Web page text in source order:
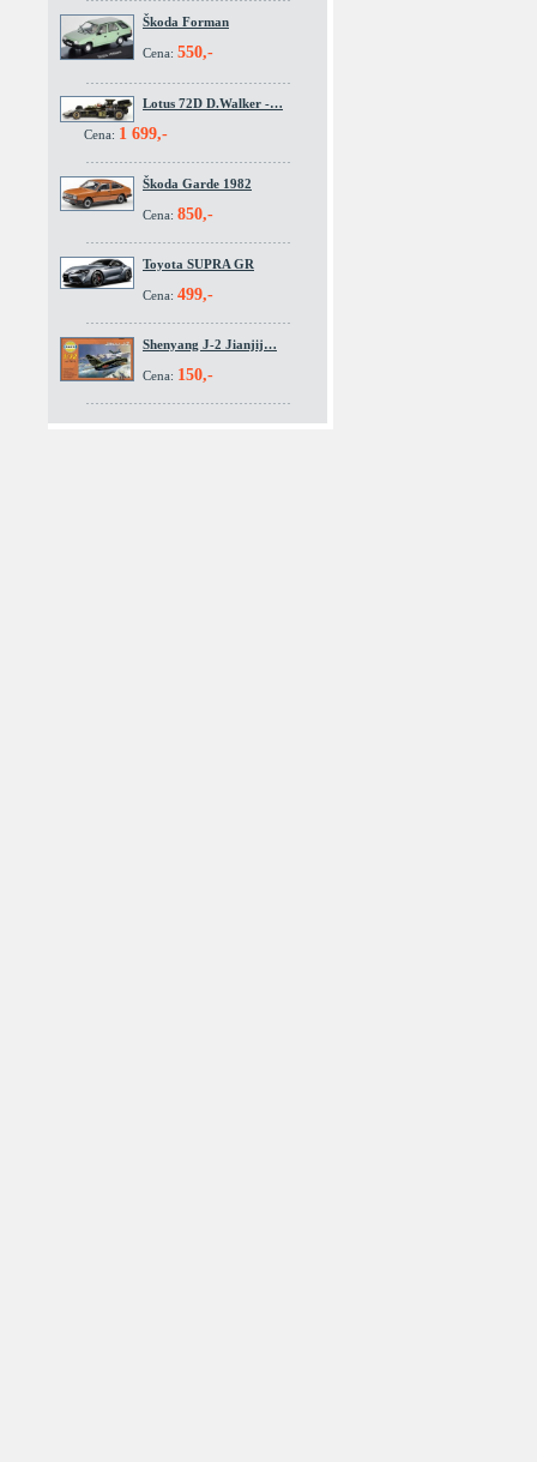
Škoda Forman
Cena: 550,-
Lotus 72D D.Walker -…
Cena: 1 699,-
Škoda Garde 1982
Cena: 850,-
Toyota SUPRA GR
Cena: 499,-
Shenyang J-2 Jianjij…
Cena: 150,-